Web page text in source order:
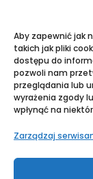
Aby zapewnić jak
takich jak pliki
dostępu do
pozwoli nam
przeglądania lub
wyrażenia zgody
wpłynąć na
Zarządzaj